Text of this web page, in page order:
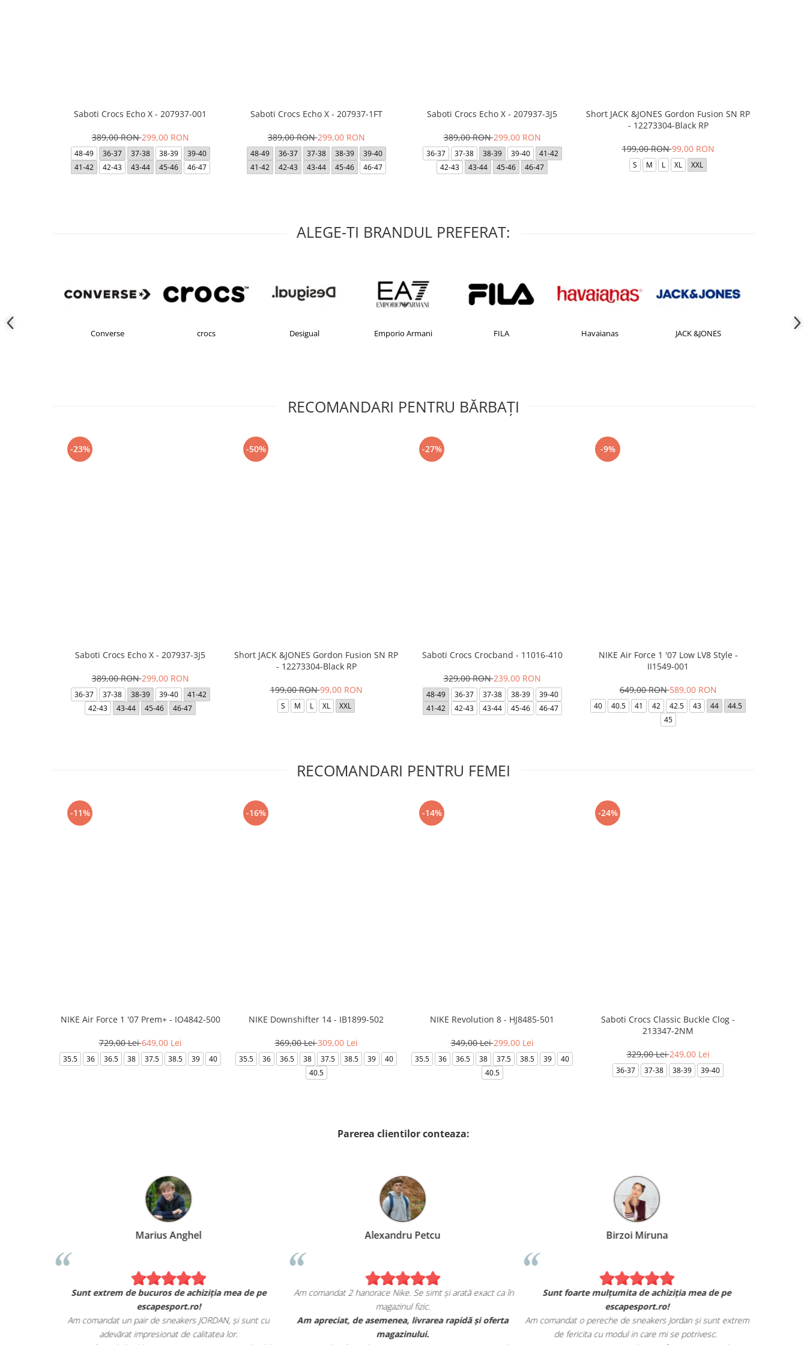
Saboti Crocs Echo X - 207937-001
389,00 RON299,00 RON
48-49 36-37 37-38 38-39
39-40
41-42
42-43 43-44 45-46 46-47
Saboti Crocs Echo X - 207937-1FT
389,00 RON299,00 RON
48-49 36-37 37-38 38-39
39-40
41-42
42-43 43-44 45-46 46-47
Saboti Crocs Echo X - 207937-3J5
389,00 RON299,00 RON
36-37 37-38 38-39 39-40
41-42
42-43
43-44 45-46 46-47
Short JACK &JONES Gordon Fusion SN RP
- 12273304-Black RP
199,00 RON99,00 RON
S M L XL XXL
ALEGE-TI BRANDUL PREFERAT:
Converse crocs Desigual Emporio Armani FILA Havaianas JACK &JONES
RECOMANDARI PENTRU BĂRBAŢI
-23%
Saboti Crocs Echo X - 207937-3J5
389,00 RON299,00 RON
36-37 37-38 38-39 39-40
41-42
42-43
43-44 45-46 46-47
-50%
Short JACK &JONES Gordon Fusion SN RP
- 12273304-Black RP
199,00 RON99,00 RON
S M L XL XXL
-27%
Saboti Crocs Crocband - 11016-410
329,00 RON239,00 RON
48-49 36-37 37-38 38-39
39-40
41-42
42-43 43-44 45-46 46-47
-9%
NIKE Air Force 1 '07 Low LV8 Style -
II1549-001
649,00 RON589,00 RON
40 40.5 41 42 42.5 43 44
44.5
45
RECOMANDARI PENTRU FEMEI
-11%
NIKE Air Force 1 '07 Prem+ - IO4842-500
729,00 Lei649,00 Lei
35.5 36 36.5 38 37.5 38.5 39 40
-16%
NIKE Downshifter 14 - IB1899-502
369,00 Lei309,00 Lei
35.5 36 36.5 38 37.5 38.5 39
40
40.5
-14%
NIKE Revolution 8 - HJ8485-501
349,00 Lei299,00 Lei
35.5 36 36.5 38 37.5 38.5 39
40
40.5
-24%
Saboti Crocs Classic Buckle Clog -
213347-2NM
329,00 Lei249,00 Lei
36-37 37-38 38-39 39-40
Parerea clientilor conteaza:
Marius Anghel
Sunt extrem de bucuros de achiziția mea de pe
escapesport.ro!
Am comandat un pair de sneakers JORDAN, și sunt cu
adevărat impresionat de calitatea lor.
Alexandru Petcu
Am comandat 2 hanorace Nike. Se simt și arată exact ca în
magazinul fizic.
Am apreciat, de asemenea, livrarea rapidă și oferta
magazinului.
Birzoi Miruna
Sunt foarte mulțumita de achiziția mea de pe
escapesport.ro!
Am comandat o pereche de sneakers Jordan și sunt extrem
de fericita cu modul in care mi se potrivesc.